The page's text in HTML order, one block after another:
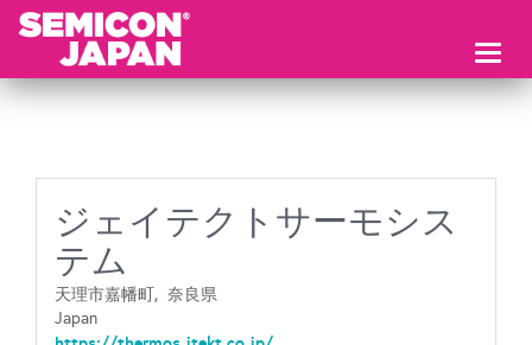
ジェイテクトサーモシス
テム
天理市嘉幡町, 奈良県
Japan